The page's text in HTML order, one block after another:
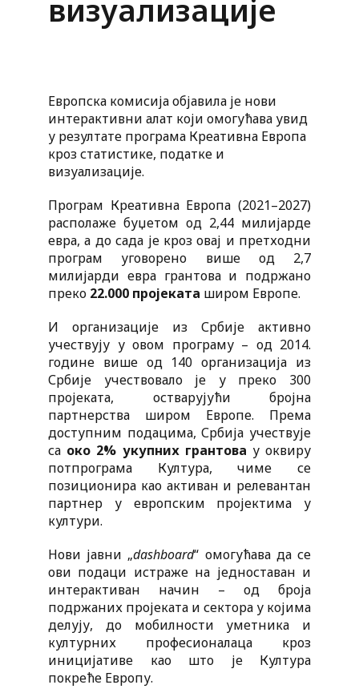
визуализације
Европска комисија објавила је нови
интерактивни алат који омогућава увид
у резултате програма Креативна Европа
кроз статистике, податке и
визуализације.
Програм Креативна Европа (2021–2027)
располаже буџетом од 2,44 милијарде
евра, а до сада је кроз овај и претходни
програм уговорено више од 2,7
милијарди евра грантова и подржано
преко 22.000 пројеката широм Европе.
И организације из Србије активно
учествују у овом програму – од 2014.
године више од 140 организација из
Србије учествовало је у преко 300
пројеката, остварујући бројна
партнерства широм Европе. Према
доступним подацима, Србија учествује
са око 2% укупних грантова у оквиру
потпрограма Култура, чиме се
позиционира као активан и релевантан
партнер у европским пројектима у
култури.
Нови јавни „dashboard“ омогућава да се
ови подаци истраже на једноставан и
интерактиван начин – од броја
подржаних пројеката и сектора у којима
делују, до мобилности уметника и
културних професионалаца кроз
иницијативе као што је Култура
покреће Европу.